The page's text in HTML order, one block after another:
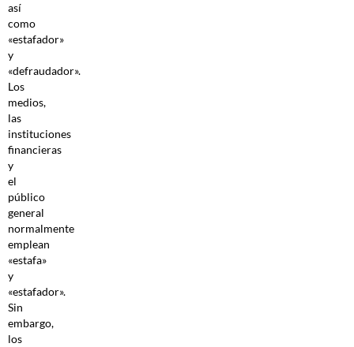
así
como
«estafador»
y
«defraudador».
Los
medios,
las
instituciones
financieras
y
el
público
general
normalmente
emplean
«estafa»
y
«estafador».
Sin
embargo,
los